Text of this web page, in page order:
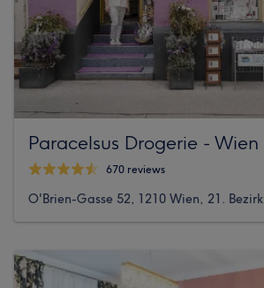
Paracelsus Drogerie - Wien
670 reviews
O'Brien-Gasse 52, 1210 Wien, 21. Bezirk